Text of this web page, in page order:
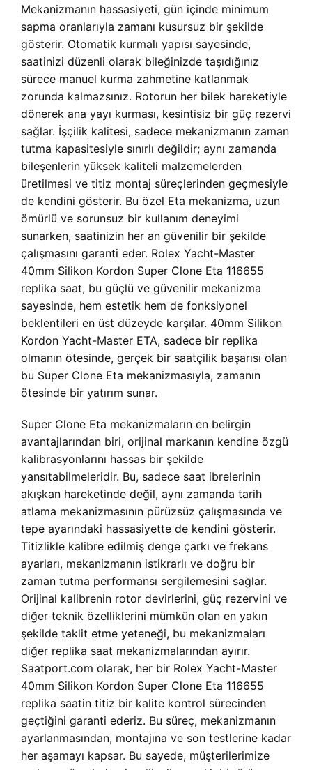
Mekanizmanın hassasiyeti, gün içinde minimum
sapma oranlarıyla zamanı kusursuz bir şekilde
gösterir. Otomatik kurmalı yapısı sayesinde,
saatinizi düzenli olarak bileğinizde taşıdığınız
sürece manuel kurma zahmetine katlanmak
zorunda kalmazsınız. Rotorun her bilek hareketiyle
dönerek ana yayı kurması, kesintisiz bir güç rezervi
sağlar. İşçilik kalitesi, sadece mekanizmanın zaman
tutma kapasitesiyle sınırlı değildir; aynı zamanda
bileşenlerin yüksek kaliteli malzemelerden
üretilmesi ve titiz montaj süreçlerinden geçmesiyle
de kendini gösterir. Bu özel Eta mekanizma, uzun
ömürlü ve sorunsuz bir kullanım deneyimi
sunarken, saatinizin her an güvenilir bir şekilde
çalışmasını garanti eder. Rolex Yacht-Master
40mm Silikon Kordon Super Clone Eta 116655
replika saat, bu güçlü ve güvenilir mekanizma
sayesinde, hem estetik hem de fonksiyonel
beklentileri en üst düzeyde karşılar. 40mm Silikon
Kordon Yacht-Master ETA, sadece bir replika
olmanın ötesinde, gerçek bir saatçilik başarısı olan
bu Super Clone Eta mekanizmasıyla, zamanın
ötesinde bir yatırım sunar.
Super Clone Eta mekanizmaların en belirgin
avantajlarından biri, orijinal markanın kendine özgü
kalibrasyonlarını hassas bir şekilde
yansıtabilmeleridir. Bu, sadece saat ibrelerinin
akışkan hareketinde değil, aynı zamanda tarih
atlama mekanizmasının pürüzsüz çalışmasında ve
tepe ayarındaki hassasiyette de kendini gösterir.
Titizlikle kalibre edilmiş denge çarkı ve frekans
ayarları, mekanizmanın istikrarlı ve doğru bir
zaman tutma performansı sergilemesini sağlar.
Orijinal kalibrenin rotor devirlerini, güç rezervini ve
diğer teknik özelliklerini mümkün olan en yakın
şekilde taklit etme yeteneği, bu mekanizmaları
diğer replika saat mekanizmalarından ayırır.
Saatport.com olarak, her bir Rolex Yacht-Master
40mm Silikon Kordon Super Clone Eta 116655
replika saatin titiz bir kalite kontrol sürecinden
geçtiğini garanti ederiz. Bu süreç, mekanizmanın
ayarlanmasından, montajına ve son testlerine kadar
her aşamayı kapsar. Bu sayede, müşterilerimize